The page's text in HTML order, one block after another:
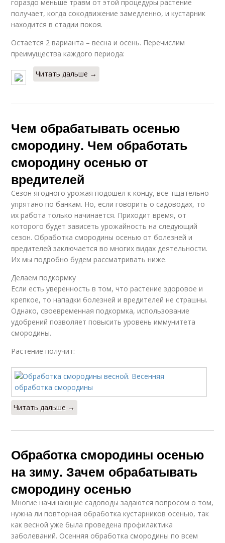
гораздо меньше травм от этой процедуры растение
получает, когда сокодвижение замедленно, и кустарник
находится в стадии покоя.
Остается 2 варианта – весна и осень. Перечислим
преимущества каждого периода:
Читать дальше →
Чем обрабатывать осенью
смородину. Чем обработать
смородину осенью от
вредителей
Сезон ягодного урожая подошел к концу, все тщательно
упрятано по банкам. Но, если говорить о садоводах, то
их работа только начинается. Приходит время, от
которого будет зависеть урожайность на следующий
сезон. Обработка смородины осенью от болезней и
вредителей заключается во многих видах деятельности.
Их мы подробно будем рассматривать ниже.
Делаем подкормку
Если есть уверенность в том, что растение здоровое и
крепкое, то нападки болезней и вредителей не страшны.
Однако, своевременная подкормка, использование
удобрений позволяет повысить уровень иммунитета
смородины.
Растение получит:
Читать дальше →
Обработка смородины осенью
на зиму. Зачем обрабатывать
смородину осенью
Многие начинающие садоводы задаются вопросом о том,
нужна ли повторная обработка кустарников осенью, так
как весной уже была проведена профилактика
заболеваний. Осенняя обработка смородины по всем